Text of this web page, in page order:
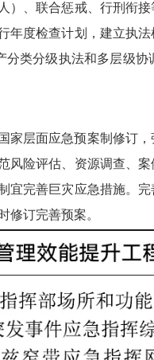
）、联合惩戒、行刑衔
度检查计划，建立执
类分级执法和多层级
家层面应急预案制修订
风险评估、资源调查、
完善巨灾应急措施。
修订完善预案。